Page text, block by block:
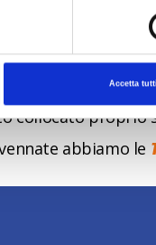
Accetta tutti
di Romagna
, la
con la sua
collocato proprio
abbiamo le